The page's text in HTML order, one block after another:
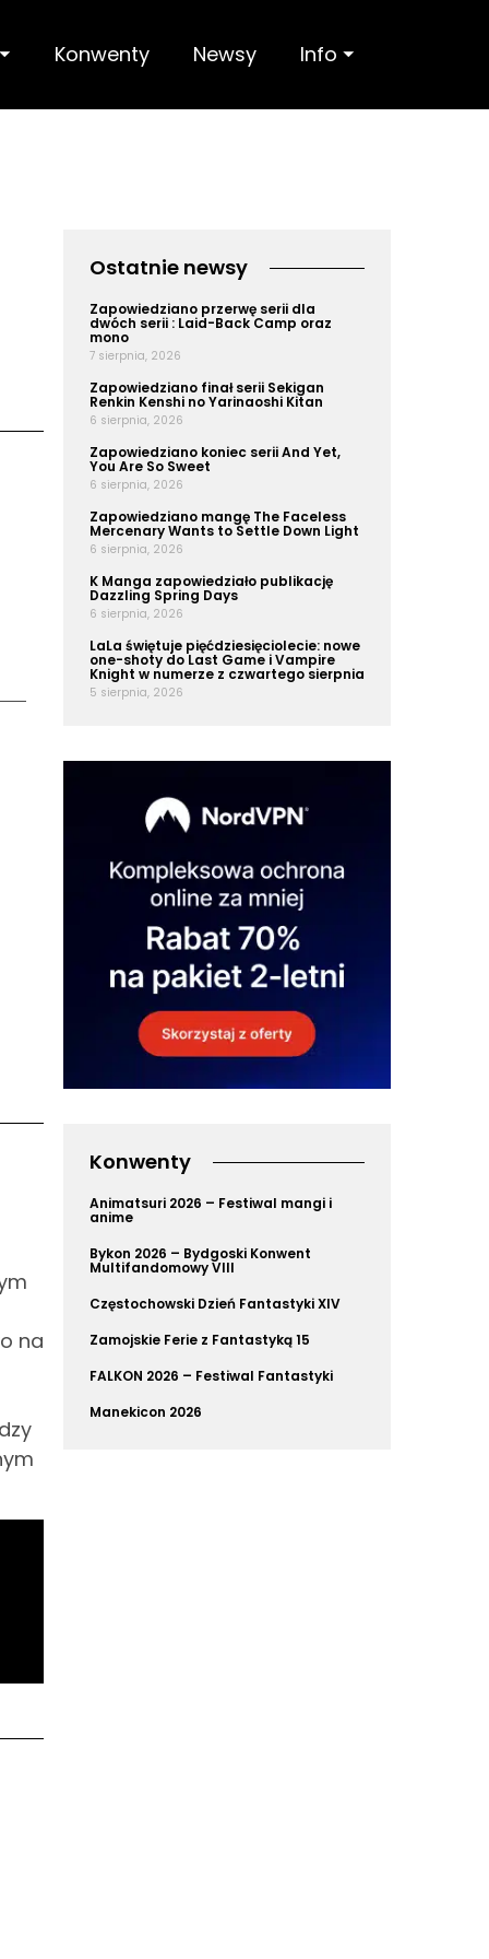
Konwenty Newsy Info ⏷
na
Ostatnie newsy
Zapowiedziano przerwę serii dla
dwóch serii : Laid-Back Camp oraz
mono
7 sierpnia, 2026
Zapowiedziano finał serii Sekigan
Renkin Kenshi no Yarinaoshi Kitan
6 sierpnia, 2026
Zapowiedziano koniec serii And Yet,
You Are So Sweet
6 sierpnia, 2026
Zapowiedziano mangę The Faceless
Mercenary Wants to Settle Down Light
6 sierpnia, 2026
K Manga zapowiedziało publikację
Dazzling Spring Days
6 sierpnia, 2026
LaLa świętuje pięćdziesięciolecie: nowe
one-shoty do Last Game i Vampire
Knight w numerze z czwartego sierpnia
5 sierpnia, 2026
Konwenty
Animatsuri 2026 – Festiwal mangi i
anime
Bykon 2026 – Bydgoski Konwent
Multifandomowy VIII
Częstochowski Dzień Fantastyki XIV
Zamojskie Ferie z Fantastyką 15
FALKON 2026 – Festiwal Fantastyki
Manekicon 2026